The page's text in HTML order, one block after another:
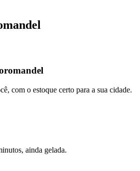
com o estoque certo para a sua cidade.
ainda gelada.